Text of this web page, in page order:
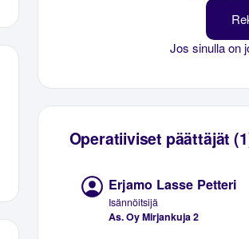
Jos sinulla on
Operatiiviset päättäjät
Erjamo Lasse Petteri
Isännöitsijä
As. Oy Mirjankuja 2